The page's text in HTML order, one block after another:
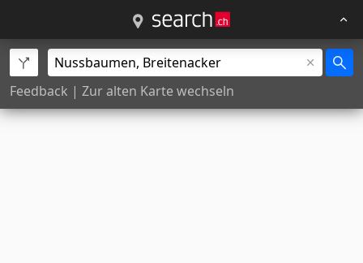
Feedback | Zur alten Karte wechseln